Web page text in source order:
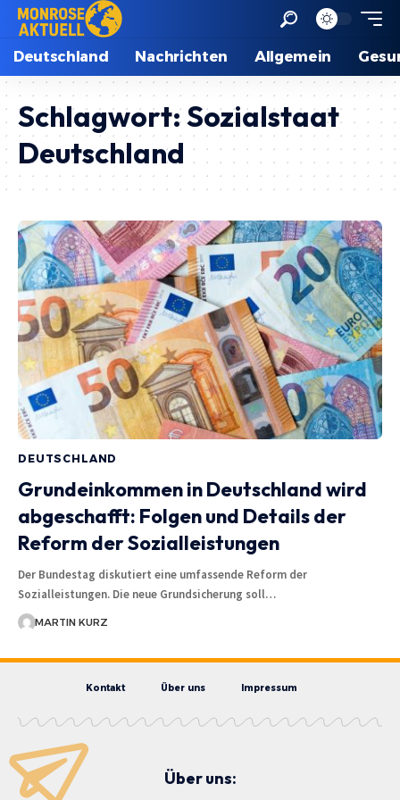
Deutschland Nachrichten Allgemein
Schlagwort:Sozialstaat
Deutschland
DEUTSCHLAND
Grundeinkommen in Deutschland wird
abgeschafft: Folgen und Details der
Reform der Sozialleistungen
Der Bundestag diskutiert eine umfassende Reform der
Sozialleistungen. Die neue Grundsicherung soll…
MARTIN KURZ
Kontakt Über uns Impressum
Über uns: